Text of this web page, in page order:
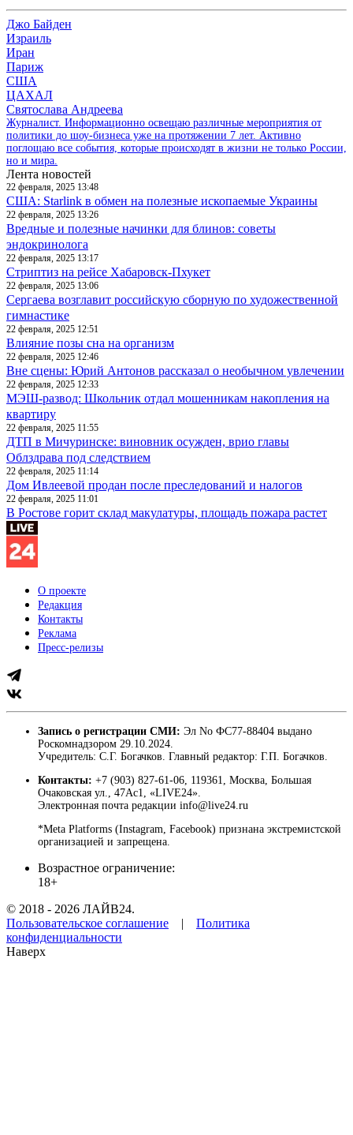
Джо Байден
Израиль
Иран
Париж
США
ЦАХАЛ
Святослава Андреева
Журналист. Информационно освещаю различные мероприятия от
политики до шоу-бизнеса уже на протяжении 7 лет. Активно
поглощаю все события, которые происходят в жизни не только России,
но и мира.
Лента новостей
22 февраля, 2025 13:48
США: Starlink в обмен на полезные ископаемые Украины
22 февраля, 2025 13:26
Вредные и полезные начинки для блинов: советы
эндокринолога
22 февраля, 2025 13:17
Стриптиз на рейсе Хабаровск-Пхукет
22 февраля, 2025 13:06
Сергаева возглавит российскую сборную по художественной
гимнастике
22 февраля, 2025 12:51
Влияние позы сна на организм
22 февраля, 2025 12:46
Вне сцены: Юрий Антонов рассказал о необычном увлечении
22 февраля, 2025 12:33
МЭШ-развод: Школьник отдал мошенникам накопления на
квартиру
22 февраля, 2025 11:55
ДТП в Мичуринске: виновник осужден, врио главы
Облздрава под следствием
22 февраля, 2025 11:14
Дом Ивлеевой продан после преследований и налогов
22 февраля, 2025 11:01
В Ростове горит склад макулатуры, площадь пожара растет
О проекте
Редакция
Контакты
Реклама
Пресс-релизы
Запись о регистрации СМИ: Эл No ФС77-88404 выдано
Роскомнадзором 29.10.2024.
Учредитель: С.Г. Богачков. Главный редактор: Г.П. Богачков.
Контакты: +7 (903) 827-61-06, 119361, Москва, Большая
Очаковская ул., 47Ас1, «LIVE24».
Электронная почта редакции info@live24.ru
*Meta Platforms (Instagram, Facebook) признана экстремистской
организацией и запрещена.
Возрастное ограничение:
18+
© 2018 - 2026 ЛАЙВ24.
Пользовательское соглашение | Политика
конфиденциальности
Наверх